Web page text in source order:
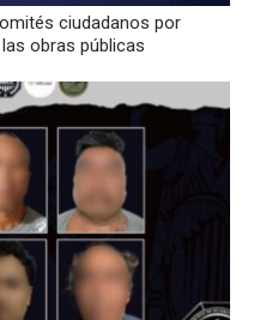
ciudadanos por
obras públicas